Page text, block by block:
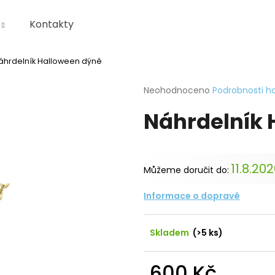
Kontakty
Halloween dýně
Průměrné
produktu
je
hvězdiček.
Neohodnoceno Podrobnosti
Náhrdelník
Můžeme doručit do:
Informace o dopravě
Skladem (>5 ks)
Co potřebujete najít?
HLEDAT